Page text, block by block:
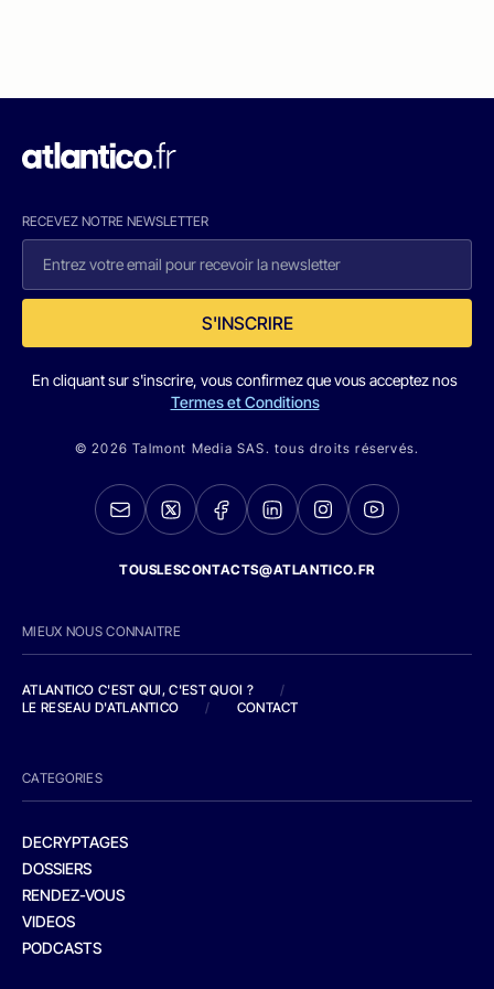
RECEVEZ NOTRE NEWSLETTER
S'INSCRIRE
En cliquant sur s'inscrire, vous confirmez que vous acceptez nos
Termes et Conditions
© 2026 Talmont Media SAS. tous droits réservés.
TOUSLESCONTACTS@ATLANTICO.FR
MIEUX NOUS CONNAITRE
ATLANTICO C'EST QUI, C'EST QUOI ?
/
LE RESEAU D'ATLANTICO
/ CONTACT
CATEGORIES
DECRYPTAGES
DOSSIERS
RENDEZ-VOUS
VIDEOS
PODCASTS